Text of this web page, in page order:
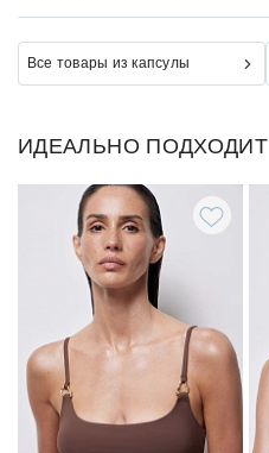
Все товары из капсулы
ИДЕАЛЬНО ПОДХОДИТ